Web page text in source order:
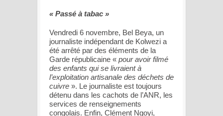
« Passé à tabac »
Vendredi 6 novembre, Bel Beya, un
journaliste indépendant de Kolwezi a
été arrêté par des éléments de la
Garde républicaine « pour avoir filmé
des enfants qui se livraient à
l’exploitation artisanale des déchets de
cuivre ». Le journaliste est toujours
détenu dans les cachots de l’ANR, les
services de renseignements
congolais. Enfin, Clément Ngoyi,